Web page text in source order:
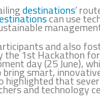
detailing
howdestinations
sustainable
for participants and
by the 1stday (25
to bring smart,
also highlighted
and